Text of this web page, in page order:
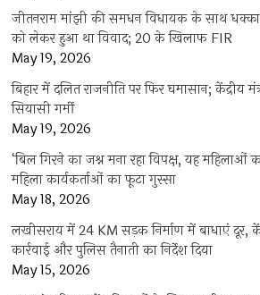
जीतनराम मांझी की समधन विधायक के साथ
को लेकर हुआ था विवाद; 20 के खिलाफ FIR
May 19, 2026
बिहार में दलित राजनीति पर फिर घमासान; केंद्रीय
सियासी गर्मी
May 19, 2026
‘बिल गिरने का जश्न मना रहा विपक्ष, यह महिलाओं
महिला कार्यकर्ताओं का फूटा गुस्सा
May 18, 2026
लखीसराय में 24 KM सड़क निर्माण में बाधाएं दूर,
कार्रवाई और पुलिस तैनाती का निर्देश दिया
May 15, 2026